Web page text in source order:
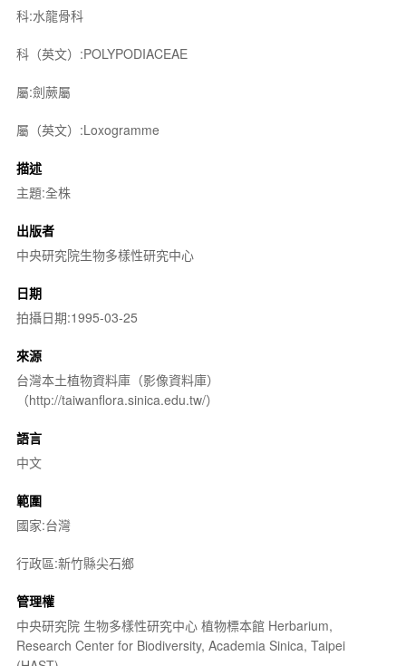
科:水龍骨科
科（英文）:POLYPODIACEAE
屬:劍蕨屬
屬（英文）:Loxogramme
描述
主題:全株
出版者
中央研究院生物多樣性研究中心
日期
拍攝日期:1995-03-25
來源
台灣本土植物資料庫（影像資料庫）
（http://taiwanflora.sinica.edu.tw/）
語言
中文
範圍
國家:台灣
行政區:新竹縣尖石鄉
管理權
中央研究院 生物多樣性研究中心 植物標本館 Herbarium,
Research Center for Biodiversity, Academia Sinica, Taipei